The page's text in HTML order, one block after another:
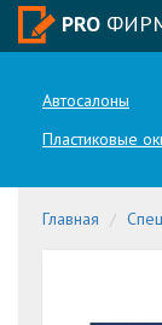
PRO
Автосалоны
Пластиковые
Главная